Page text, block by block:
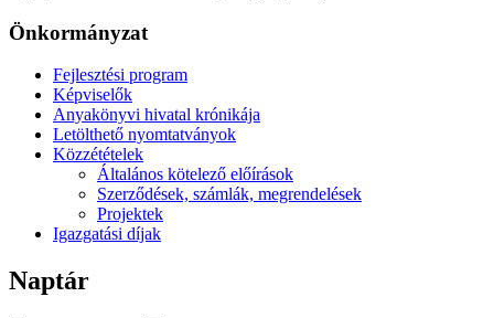
Önkormányzat
Fejlesztési program
Képviselők
Anyakönyvi hivatal krónikája
Letölthető nyomtatványok
Közzétételek
Általános kötelező előírások
Szerződések, számlák, megrendelések
Projektek
Igazgatási díjak
Naptár